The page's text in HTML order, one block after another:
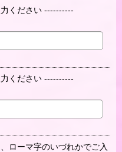
ください ----------
ください ----------
ローマ字のいづれかでご入